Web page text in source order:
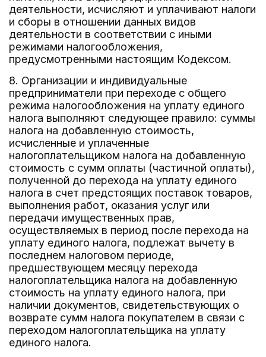
деятельности, исчисляют и уплачивают налоги
и сборы в отношении данных видов
деятельности в соответствии с иными
режимами налогообложения,
предусмотренными настоящим Кодексом.
8. Организации и индивидуальные
предприниматели при переходе с общего
режима налогообложения на уплату единого
налога выполняют следующее правило: суммы
налога на добавленную стоимость,
исчисленные и уплаченные
налогоплательщиком налога на добавленную
стоимость с сумм оплаты (частичной оплаты),
полученной до перехода на уплату единого
налога в счет предстоящих поставок товаров,
выполнения работ, оказания услуг или
передачи имущественных прав,
осуществляемых в период после перехода на
уплату единого налога, подлежат вычету в
последнем налоговом периоде,
предшествующем месяцу перехода
налогоплательщика налога на добавленную
стоимость на уплату единого налога, при
наличии документов, свидетельствующих о
возврате сумм налога покупателем в связи с
переходом налогоплательщика на уплату
единого налога.